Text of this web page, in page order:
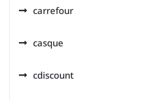
carrefour
casque
cdiscount